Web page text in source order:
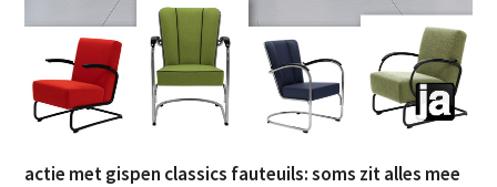
actie met gispen classics fauteuils: soms zit alles mee